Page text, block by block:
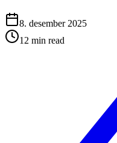
8. desember 2025
12 min read